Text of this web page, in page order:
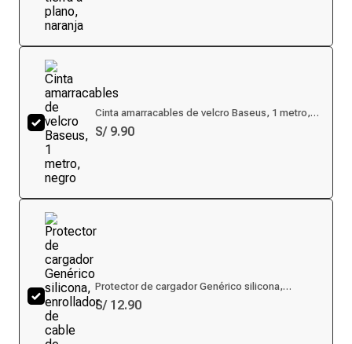
Cinta amarracables de velcro Baseus, 1 metro,
negro
S/ 9.90
Protector de cargador Genérico silicona,
enrollador de cable de datos, rosado
S/ 12.90